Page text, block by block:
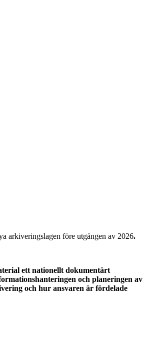
arkiveringslagen före utgången av 2026.
ett nationellt dokumentärt
och planeringen av
och hur ansvaren är fördelade